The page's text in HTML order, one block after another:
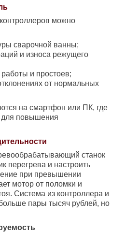
можно
сварочной ванны;
и износа режущего
и простоев;
от нормальных
на смартфон или ПК, где
для повышения
станок
перегрева и настроить
при превышении
мотор от поломки и
Система из контроллера и
пары тысяч рублей, но